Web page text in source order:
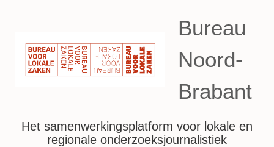
Bureau
Noord-
Brabant
Het samenwerkingsplatform voor lokale en
regionale onderzoeksjournalistiek